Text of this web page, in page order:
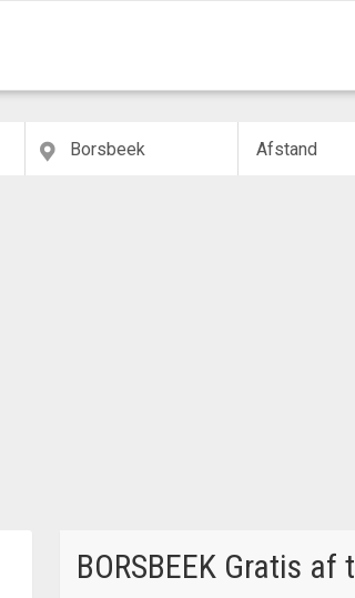
BORSBEEK Gratis